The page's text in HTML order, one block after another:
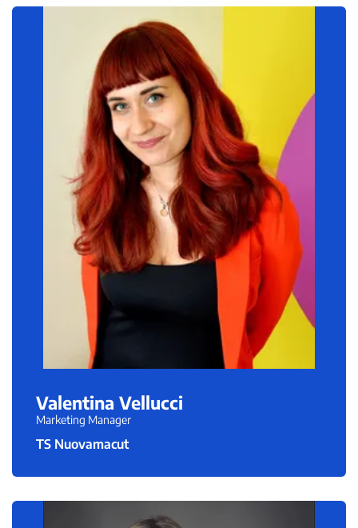
Valentina Vellucci
Marketing Manager
TS Nuovamacut